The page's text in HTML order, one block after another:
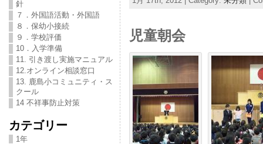
針
７．外国語活動・外国語
８．保幼小接続
９．学校評価
10．入学準備
11. 引き渡し実施マニュアル
12.オンライン相談窓口
13. 鹿島小コミュニティ・ス
クール
14 不祥事防止対策
カテゴリー
1年
児童朝会